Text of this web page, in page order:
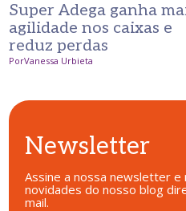
Super Adega ganha
agilidade nos caixas e
reduz perdas
PorVanessa Urbieta
Newsletter
Assine a nossa newsletter e
novidades do nosso blog
mail.